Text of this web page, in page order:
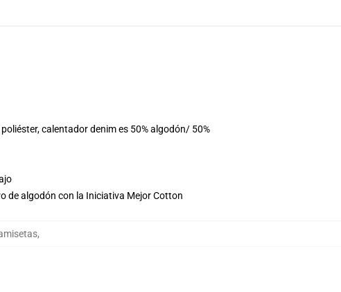
calentador denim es 50% algodón/ 50%
de algodón con la Iniciativa Mejor Cotton
,